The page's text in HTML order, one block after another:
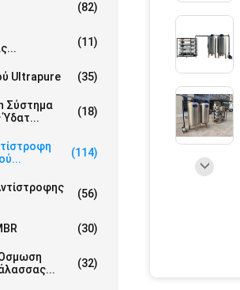
(82)
(11)
Ultrapure (35)
Σύστημα
Ύδατ...
(18)
(114)
(56)
(30)
(32)